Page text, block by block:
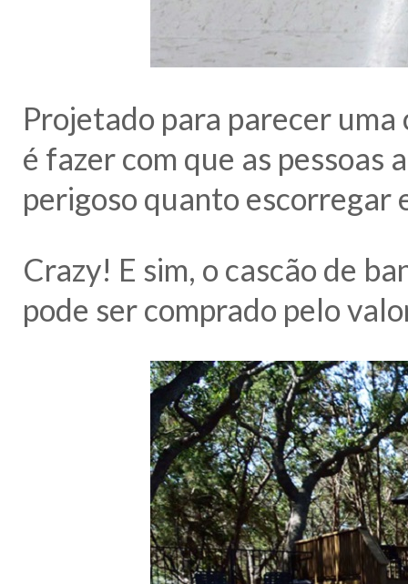
Projetado para parecer
é fazer com que as pessoas
perigoso quanto escorregar
Crazy! E sim, o cascão de
pode ser comprado pelo